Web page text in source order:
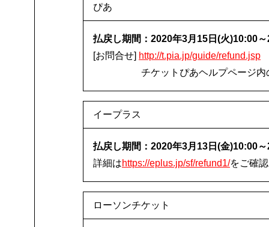
ぴあ
払戻し期間：2020年3月15日(火)10:00
[お問合せ] http://t.pia.jp/guide/refund.jsp
チケットぴあヘルプページ
イープラス
払戻し期間：2020年3月13日(金)10:00
詳細はhttps://eplus.jp/sf/refund1/をご確
ローソンチケット